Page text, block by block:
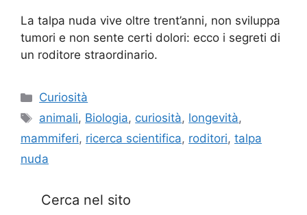
La talpa nuda vive oltre trent’anni, non sviluppa
tumori e non sente certi dolori: ecco i segreti di
un roditore straordinario.
Categorie
Curiosità
Tag
animali, Biologia, curiosità, longevità,
mammiferi, ricerca scientifica, roditori, talpa
nuda
Cerca nel sito